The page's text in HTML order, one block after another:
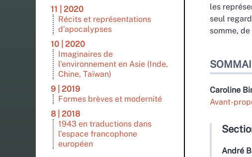
11 | 2020
Récits et représentations
d’apocalypses
10 | 2020
Imaginaires de
l’environnement en Asie (Inde,
Chine, Taïwan)
9 | 2019
Formes brèves et modernité
8 | 2018
1943 en traductions dans
l’espace francophone
européen
les
seul
somme,
Caroline
Avant-
André